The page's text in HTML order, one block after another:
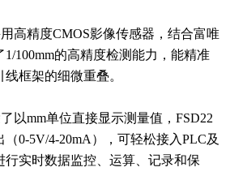
高精度CMOS影像传感器，结合富唯
100mm的高精度检测能力，能精准
框架的细微重叠。
以mm单位直接显示测量值，FSD22
0-5V/4-20mA），可轻松接入PLC及
行实时数据监控、运算、记录和保